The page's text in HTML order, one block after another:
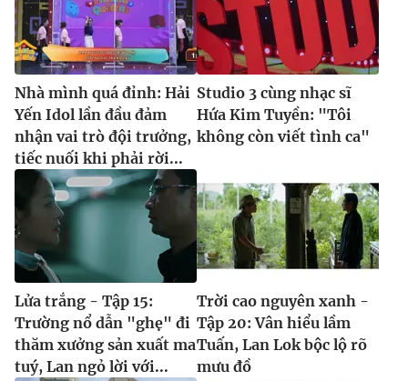
Nhà mình quá đỉnh: Hải
Yến Idol lần đầu đảm
nhận vai trò đội trưởng,
tiếc nuối khi phải rời...
Studio 3 cùng nhạc sĩ
Hứa Kim Tuyền: "Tôi
không còn viết tình ca"
Lửa trắng - Tập 15:
Trường nổ dẫn "ghẹ" đi
thăm xưởng sản xuất ma
tuý, Lan ngỏ lời với...
Trời cao nguyên xanh -
Tập 20: Vân hiểu lầm
Tuấn, Lan Lok bộc lộ rõ
mưu đồ